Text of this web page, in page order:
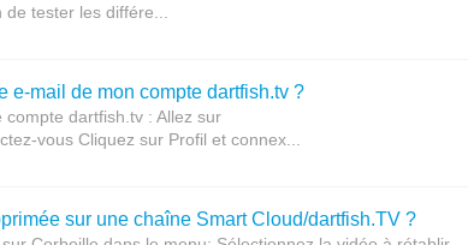
tester les différe...
e-mail de mon compte dartfish.tv ?
dartfish.tv : Allez sur
vous Cliquez sur Profil et connex...
sur une chaîne Smart Cloud/dartfish.TV ?